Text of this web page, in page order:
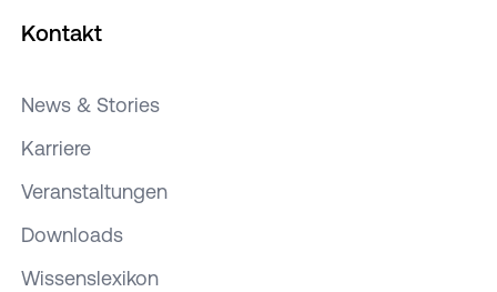
Kontakt
News & Stories
Karriere
Veranstaltungen
Downloads
Wissenslexikon